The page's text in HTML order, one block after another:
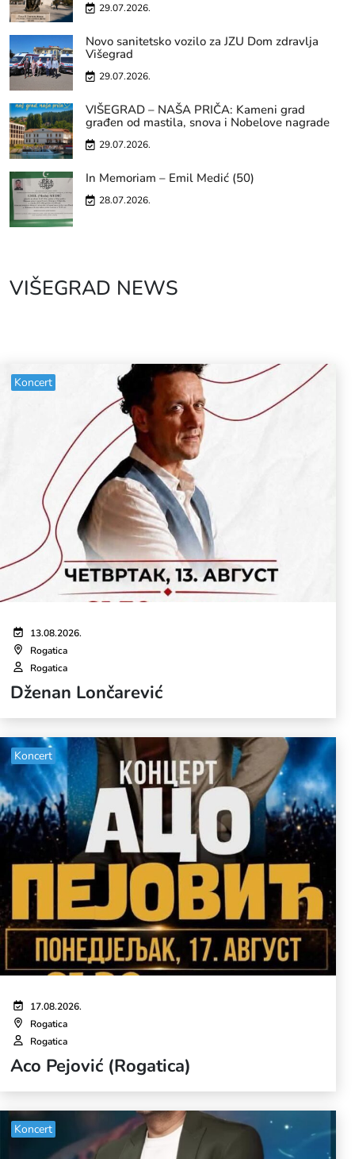
29.07.2026.
Novo sanitetsko vozilo za JZU Dom zdravlja
Višegrad
29.07.2026.
VIŠEGRAD – NAŠA PRIČA: Kameni grad
građen od mastila, snova i Nobelove nagrade
29.07.2026.
In Memoriam – Emil Medić (50)
28.07.2026.
VIŠEGRAD NEWS
Koncert
13.08.2026.
Rogatica
Rogatica
Dženan Lončarević
Koncert
17.08.2026.
Rogatica
Rogatica
Aco Pejović (Rogatica)
Koncert